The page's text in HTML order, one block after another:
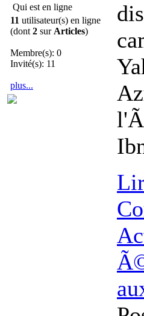
Qui est en ligne
11 utilisateur(s) en ligne
(dont 2 sur Articles)
Membre(s): 0
Invité(s): 11
plus...